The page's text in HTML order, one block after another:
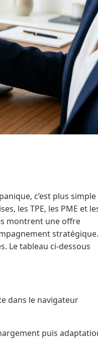
c’est plus simple
les TPE, les PME et
montrent une offre
stratégique.
Le tableau ci-dessous
dans le navigateur
puis